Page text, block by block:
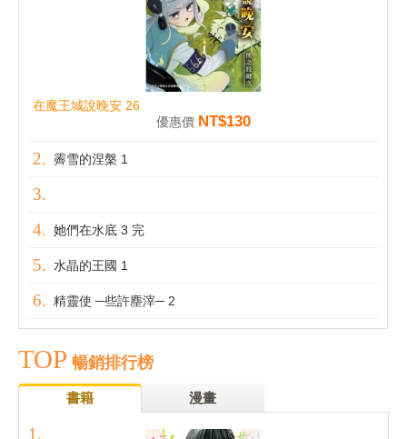
在魔王城說晚安 26
優惠價 NT$130
霽雪的涅槃 1
她們在水底 3 完
水晶的王國 1
精靈使 ─些許塵滓─ 2
TOP 暢銷排行榜
書籍 漫畫